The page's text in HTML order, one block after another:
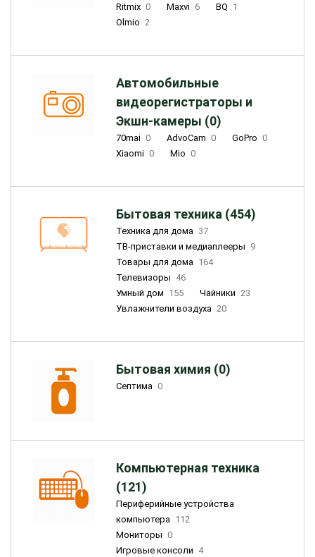
Ritmix 0 Maxvi 6 BQ 1
Olmio 2
Автомобильные
видеорегистраторы и
Экшн-камеры (0)
70mai 0 AdvoCam 0 GoPro 0
Xiaomi 0 Mio 0
Бытовая техника (454)
Техника для дома 37
ТВ-приставки и медиаплееры 9
Товары для дома 164
Телевизоры 46
Умный дом 155 Чайники 23
Увлажнители воздуха 20
Бытовая химия (0)
Септима 0
Компьютерная техника
(121)
Периферийные устройства
компьютера 112
Мониторы 0
Игровые консоли 4